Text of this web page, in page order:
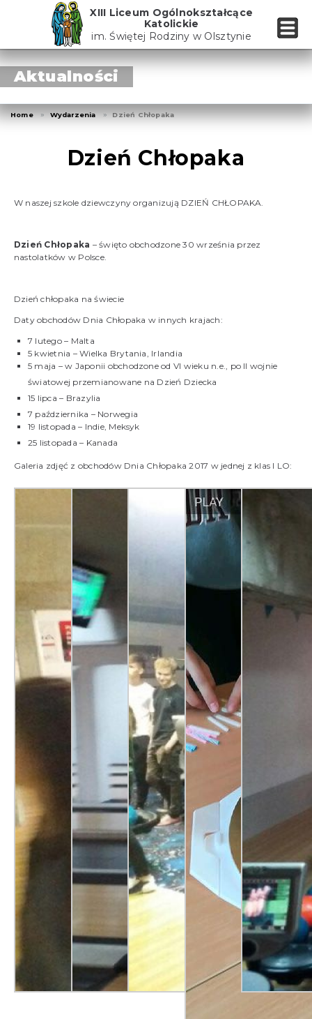
XIII Liceum Ogólnokształcące
Katolickie
im. Świętej Rodziny w Olsztynie
Aktualności
Home Wydarzenia Dzień Chłopaka
Dzień Chłopaka
W naszej szkole dziewczyny organizują DZIEŃ CHŁOPAKA.
Dzień Chłopaka – święto obchodzone 30 września przez
nastolatków w Polsce.
Dzień chłopaka na świecie
Daty obchodów Dnia Chłopaka w innych krajach:
7 lutego – Malta
5 kwietnia – Wielka Brytania, Irlandia
5 maja – w Japonii obchodzone od VI wieku n.e., po II wojnie
światowej przemianowane na Dzień Dziecka
15 lipca – Brazylia
7 października – Norwegia
19 listopada – Indie, Meksyk
25 listopada – Kanada
Galeria zdjęć z obchodów Dnia Chłopaka 2017 w jednej z klas I LO: